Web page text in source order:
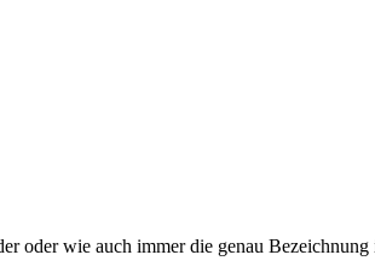
oder wie auch immer die genau